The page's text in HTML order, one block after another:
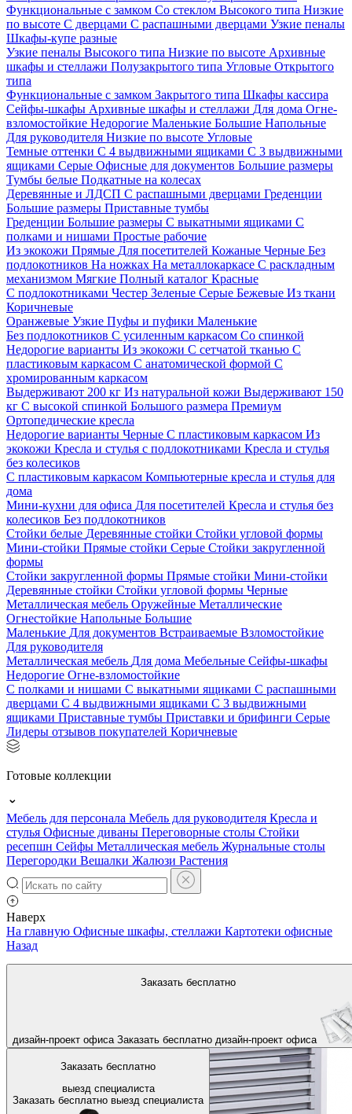
Функциональные с замком Со стеклом Высокого типа Низкие
по высоте С дверцами С распашными дверцами Узкие пеналы
Шкафы-купе разные
Узкие пеналы Высокого типа Низкие по высоте Архивные
шкафы и стеллажи Полузакрытого типа Угловые Открытого
типа
Функциональные с замком Закрытого типа Шкафы кассира
Сейфы-шкафы Архивные шкафы и стеллажи Для дома Огне-
взломостойкие Недорогие Маленькие Большие Напольные
Для руководителя Низкие по высоте Угловые
Темные оттенки С 4 выдвижными ящиками С 3 выдвижными
ящиками Серые Офисные для документов Большие размеры
Тумбы белые Подкатные на колесах
Деревянные и ЛДСП С распашными дверцами Греденции
Большие размеры Приставные тумбы
Греденции Большие размеры С выкатными ящиками С
полками и нишами Простые рабочие
Из экокожи Прямые Для посетителей Кожаные Черные Без
подлокотников На ножках На металлокаркасе С раскладным
механизмом Мягкие Полный каталог Красные
С подлокотниками Честер Зеленые Серые Бежевые Из ткани
Коричневые
Оранжевые Узкие Пуфы и пуфики Маленькие
Без подлокотников С усиленным каркасом Со спинкой
Недорогие варианты Из экокожи С сетчатой тканью С
пластиковым каркасом С анатомической формой С
хромированным каркасом
Выдерживают 200 кг Из натуральной кожи Выдерживают 150
кг С высокой спинкой Большого размера Премиум
Ортопедические кресла
Недорогие варианты Черные С пластиковым каркасом Из
экокожи Кресла и стулья с подлокотниками Кресла и стулья
без колесиков
С пластиковым каркасом Компьютерные кресла и стулья для
дома
Мини-кухни для офиса Для посетителей Кресла и стулья без
колесиков Без подлокотников
Стойки белые Деревянные стойки Стойки угловой формы
Мини-стойки Прямые стойки Серые Стойки закругленной
формы
Стойки закругленной формы Прямые стойки Мини-стойки
Деревянные стойки Стойки угловой формы Черные
Металлическая мебель Оружейные Металлические
Огнестойкие Напольные Большие
Маленькие Для документов Встраиваемые Взломостойкие
Для руководителя
Металлическая мебель Для дома Мебельные Сейфы-шкафы
Недорогие Огне-взломостойкие
С полками и нишами С выкатными ящиками С распашными
дверцами С 4 выдвижными ящиками С 3 выдвижными
ящиками Приставные тумбы Приставки и брифинги Серые
Лидеры отзывов покупателей Коричневые
Готовые коллекции
Мебель для персонала Мебель для руководителя Кресла и
стулья Офисные диваны Переговорные столы Стойки
ресепшн Сейфы Металлическая мебель Журнальные столы
Перегородки Вешалки Жалюзи Растения
Наверх
Заказать бесплатно
дизайн-проект офиса Заказать бесплатно дизайн-проект офиса
Заказать бесплатно
выезд специалиста
Заказать бесплатно выезд специалиста
На главную Офисные шкафы, стеллажи Картотеки офисные
Назад